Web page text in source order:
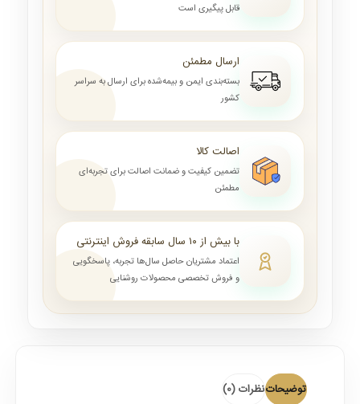
قابل پیگیری است
ارسال مطمئن
بسته‌بندی ایمن و بیمه‌شده برای ارسال به سراسر
کشور
اصالت کالا
تضمین کیفیت و ضمانت اصالت برای تجربه‌ای
مطمئن
با بیش از ۱۰ سال سابقه فروش اینترنتی
اعتماد مشتریان حاصل سال‌ها تجربه، پاسخگویی
و فروش تخصصی محصولات روشنایی
توضیحاتنظرات (0)